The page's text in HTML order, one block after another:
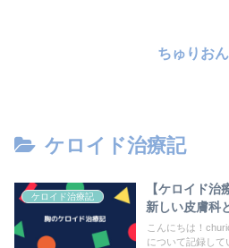
ちゅりお
ケロイド治療記
ケロイド治療記
【ケロイド治
新しい皮膚科
こんにちは！
について記録して